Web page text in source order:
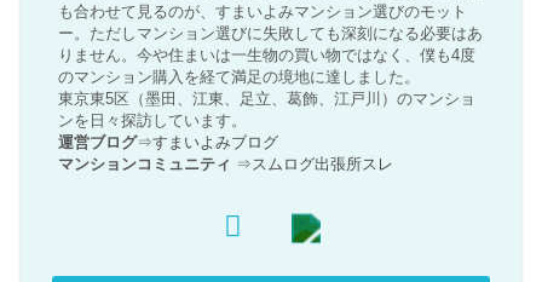
も合わせて見るのが、すまいよみマンション選びのモット
ー。ただしマンション選びに失敗しても深刻になる必要はあ
りません。今や住まいは一生物の買い物ではなく、僕も4度
のマンション購入を経て満足の境地に達しました。
東京東5区（墨田、江東、足立、葛飾、江戸川）のマンショ
ンを日々探訪しています。
運営ブログ⇒すまいよみブログ
マンションコミュニティ ⇒ スムログ出張所スレ